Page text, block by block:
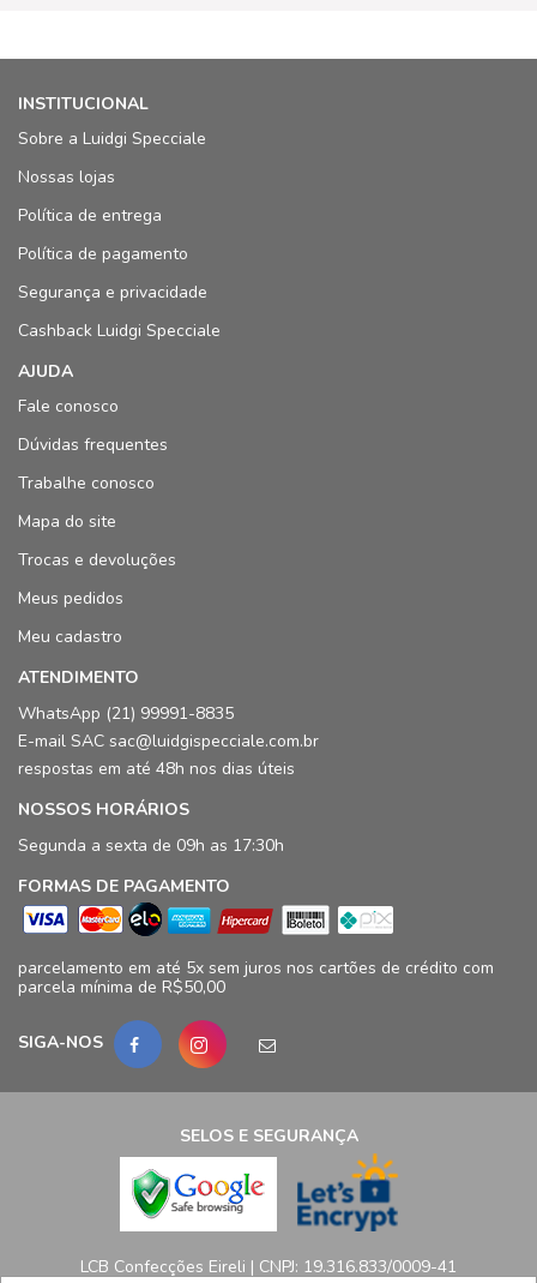
INSTITUCIONAL
Sobre a Luidgi Specciale
Nossas lojas
Política de entrega
Política de pagamento
Segurança e privacidade
Cashback Luidgi Specciale
AJUDA
Fale conosco
Dúvidas frequentes
Trabalhe conosco
Mapa do site
Trocas e devoluções
Meus pedidos
Meu cadastro
ATENDIMENTO
WhatsApp (21) 99991-8835
E-mail SAC sac@luidgispecciale.com.br
respostas em até 48h nos dias úteis
NOSSOS HORÁRIOS
Segunda a sexta de 09h as 17:30h
FORMAS DE PAGAMENTO
parcelamento em até 5x sem juros nos cartões de crédito com
parcela mínima de R$50,00
SIGA-NOS
SELOS E SEGURANÇA
LCB Confecções Eireli | CNPJ: 19.316.833/0009-41